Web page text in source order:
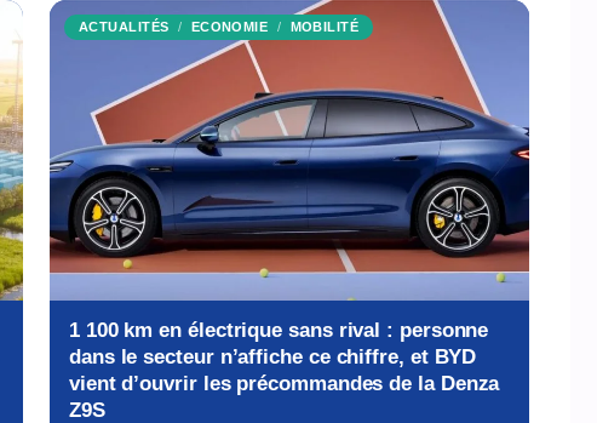
ACTUALITÉS ECONOMIE MOBILITÉ
1 100 km en électrique sans rival : personne
dans le secteur n’affiche ce chiffre, et BYD
vient d’ouvrir les précommandes de la Denza
Z9S